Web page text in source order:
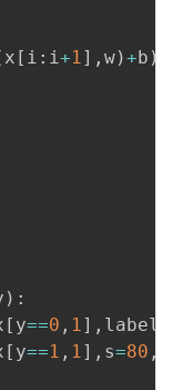
x [ i : i+1] , w)+b )
) :
[ y==0 , 1] , label
[ y==1 , 1] , s=80 ,